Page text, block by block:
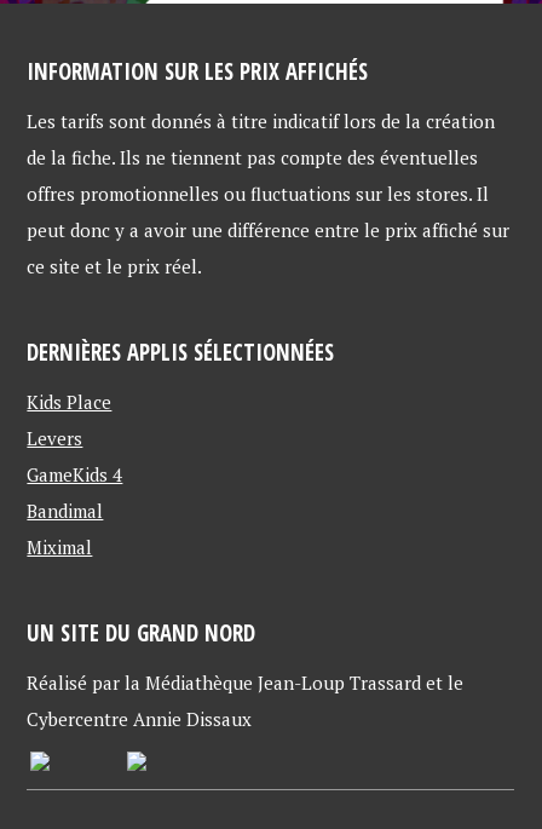
INFORMATION SUR LES PRIX AFFICHÉS
Les tarifs sont donnés à titre indicatif lors de la création
de la fiche. Ils ne tiennent pas compte des éventuelles
offres promotionnelles ou fluctuations sur les stores. Il
peut donc y a avoir une différence entre le prix affiché sur
ce site et le prix réel.
DERNIÈRES APPLIS SÉLECTIONNÉES
Kids Place
Levers
GameKids 4
Bandimal
Miximal
UN SITE DU GRAND NORD
Réalisé par la Médiathèque Jean-Loup Trassard et le
Cybercentre Annie Dissaux